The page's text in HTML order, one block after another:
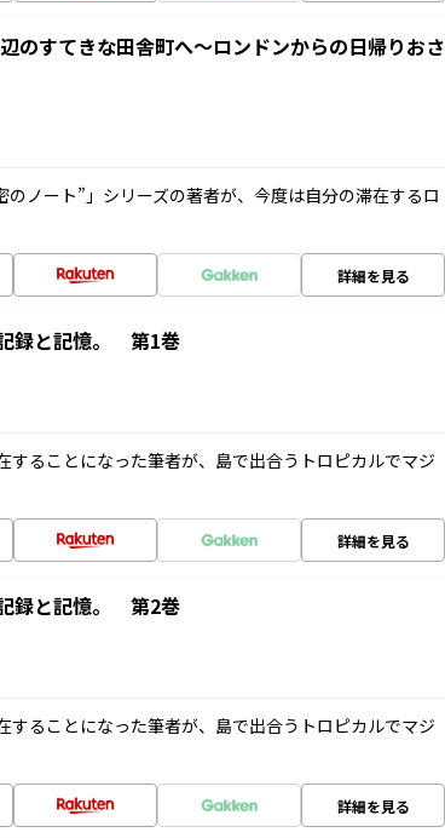
のすてきな田舎町へ～ロンドンからの日帰りおさ
ノート”」シリーズの著者が、今度は自分の滞在するロ
詳細を見る
録と記憶。 第1巻
することになった筆者が、島で出合うトロピカルでマジ
詳細を見る
録と記憶。 第2巻
することになった筆者が、島で出合うトロピカルでマジ
詳細を見る